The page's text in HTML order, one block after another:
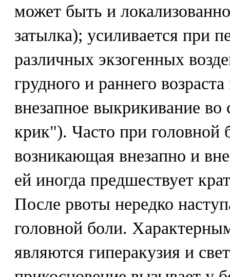
может быть и
затылка); усиливается при
различных экзогенных
грудного и раннего
внезапное выкрикивание
крик"). Часто при головной
возникающая внезапно и
ей иногда предшествует
После рвоты нередко
головной боли.
являются гиперакузия и